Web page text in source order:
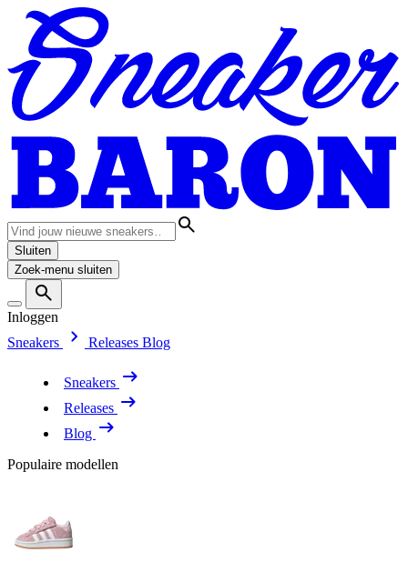
Sluiten
Zoek-menu sluiten
Inloggen
Sneakers
Releases Blog
Sneakers
Releases
Blog
Populaire modellen